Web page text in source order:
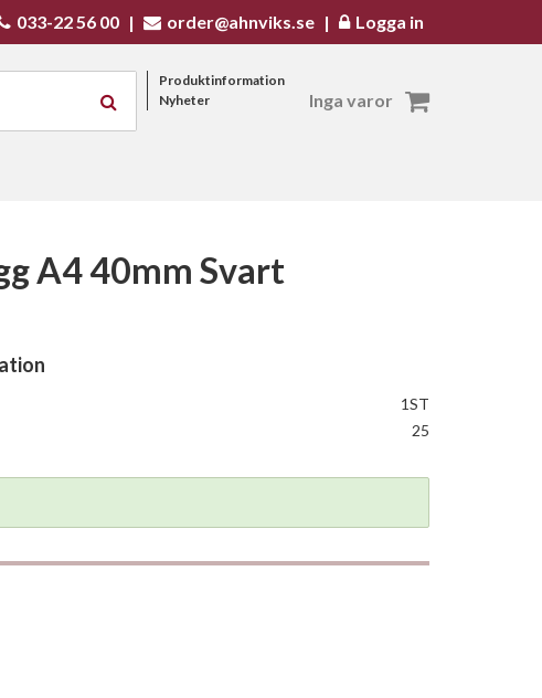
A4 40mm Svart
1ST
25
033-22 56 00 | order@ahnviks.se | Logga in
Produktinformation
Nyheter
Inga varor